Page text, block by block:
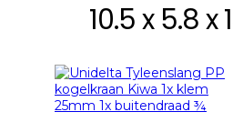
10.5 x 5.8 x